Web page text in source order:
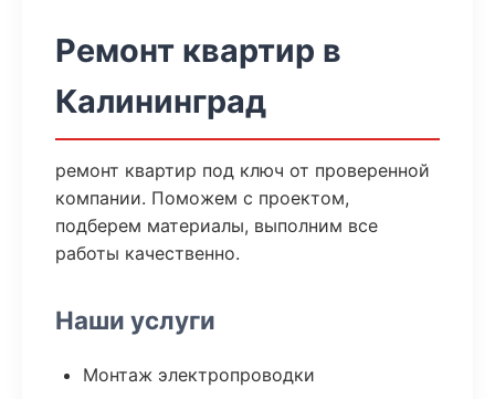
Ремонт квартир в
Калининград
ремонт квартир под ключ от проверенной
компании. Поможем с проектом,
подберем материалы, выполним все
работы качественно.
Наши услуги
Монтаж электропроводки